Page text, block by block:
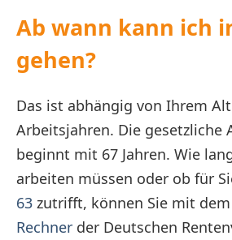
Ab wann kann ich
gehen?
Das ist abhängig von Ihrem
Arbeitsjahren. Die gesetzliche
beginnt mit 67 Jahren. Wie
arbeiten müssen oder ob für
63 zutrifft, können Sie mit dem
Rechner der Deutschen